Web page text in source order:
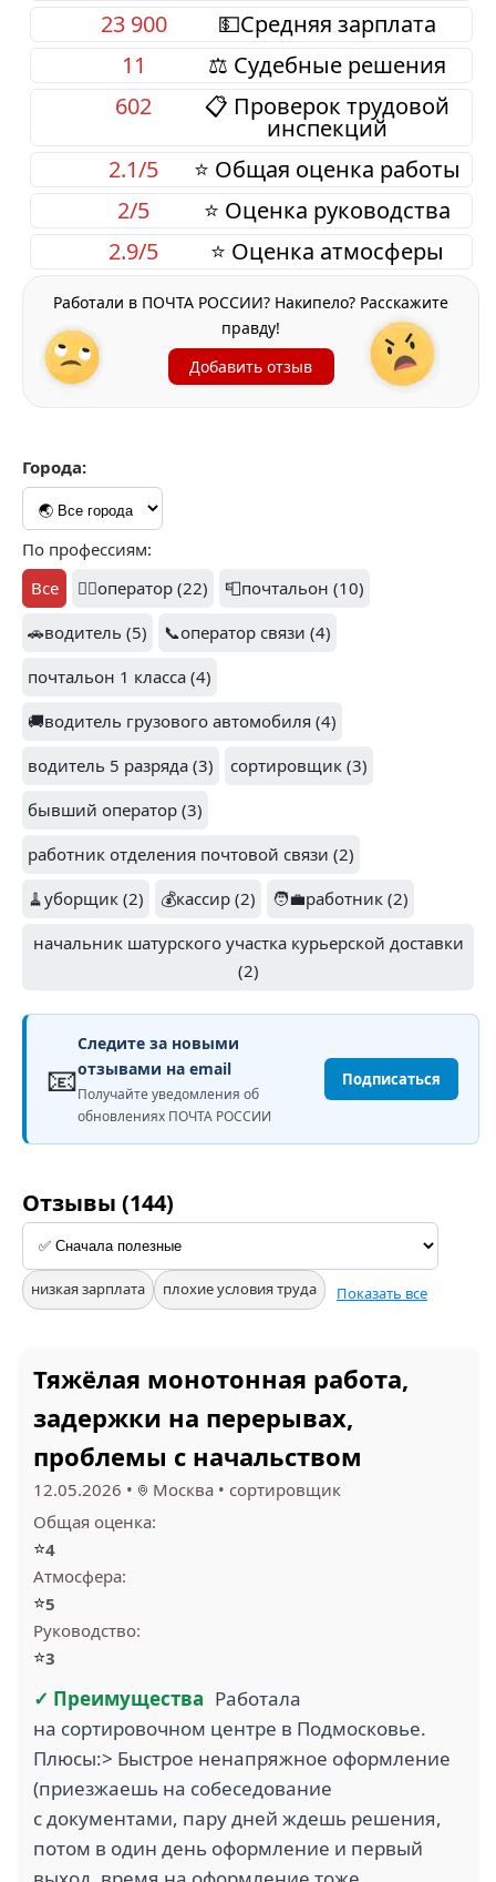
💵Средняя зарплата
23 900
⚖️ Судебные решения
11
📋 Проверок трудовой
инспекций
602
⭐ Общая оценка работы
2.1/5
⭐ Оценка руководства
2/5
⭐ Оценка атмосферы
2.9/5
Работали в ПОЧТА РОССИИ? Накипело? Расскажите
правду!
Добавить отзыв
Города:
По профессиям:
Все
👷‍♂️оператор (22)
📮почтальон (10)
🚗водитель (5)
📞оператор связи (4)
почтальон 1 класса (4)
🚚водитель грузового автомобиля (4)
водитель 5 разряда (3)
сортировщик (3)
бывший оператор (3)
работник отделения почтовой связи (2)
🧹уборщик (2)
💰кассир (2)
🧑‍💼работник (2)
начальник шатурского участка курьерской доставки
(2)
📧
Следите за новыми
отзывами на email
Получайте уведомления об
обновлениях ПОЧТА РОССИИ
Подписаться
Отзывы (144)
низкая зарплата плохие условия труда Показать все
Тяжёлая монотонная работа,
задержки на перерывах,
проблемы с начальством
12.05.2026 • Москва • сортировщик
Общая оценка:
⭐4
Атмосфера:
⭐5
Руководство:
⭐3
✓ Преимущества Работала
на сортировочном центре в Подмосковье.
Плюсы:> Быстрое ненапряжное оформление
(приезжаешь на собеседование
с документами, пару дней ждешь решения,
потом в один день оформление и первый